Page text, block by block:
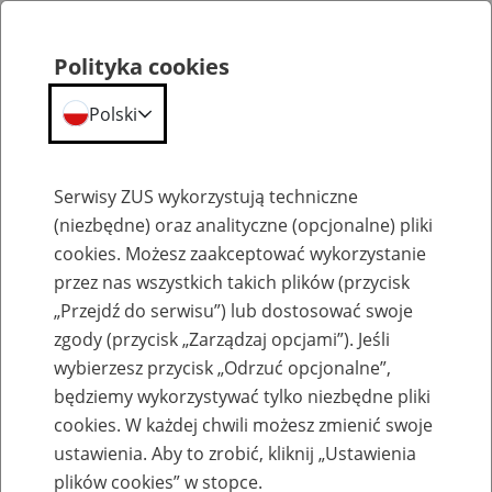
Emerytury
Baza zlikwidowanych lub
przekształconych zakładów pracy
Polityka cookies
Polski
Serwisy ZUS wykorzystują techniczne
(niezbędne) oraz analityczne (opcjonalne) pliki
cookies. Możesz zaakceptować wykorzystanie
przez nas wszystkich takich plików (przycisk
„Przejdź do serwisu”) lub dostosować swoje
zgody (przycisk „Zarządzaj opcjami”). Jeśli
wybierzesz przycisk „Odrzuć opcjonalne”,
będziemy wykorzystywać tylko niezbędne pliki
cookies. W każdej chwili możesz zmienić swoje
ustawienia. Aby to zrobić, kliknij „Ustawienia
plików cookies” w stopce.